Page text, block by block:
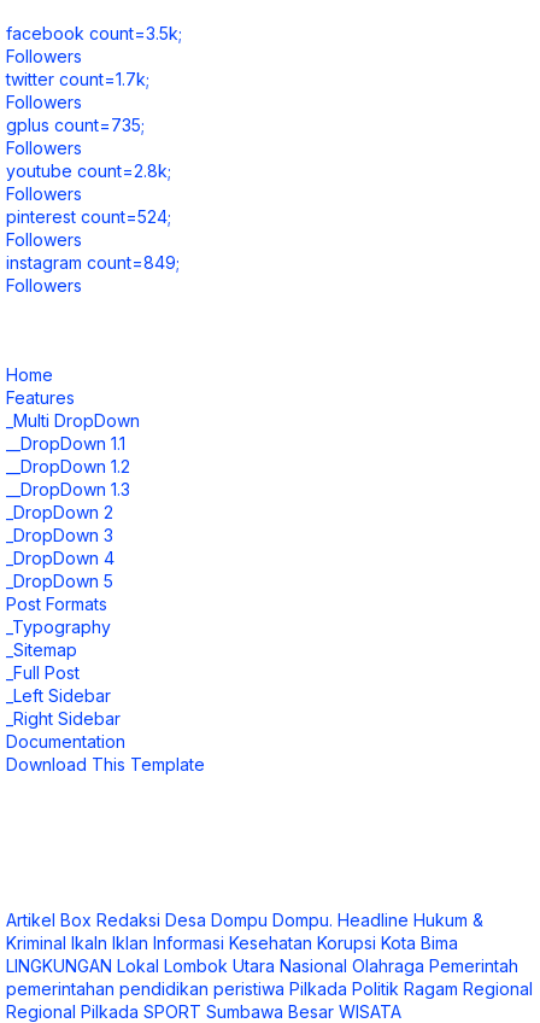
facebook count=3.5k;
Followers
twitter count=1.7k;
Followers
gplus count=735;
Followers
youtube count=2.8k;
Followers
pinterest count=524;
Followers
instagram count=849;
Followers
Home
Features
_Multi DropDown
__DropDown 1.1
__DropDown 1.2
__DropDown 1.3
_DropDown 2
_DropDown 3
_DropDown 4
_DropDown 5
Post Formats
_Typography
_Sitemap
_Full Post
_Left Sidebar
_Right Sidebar
Documentation
Download This Template
Artikel Box Redaksi Desa Dompu Dompu. Headline Hukum &
Kriminal Ikaln Iklan Informasi Kesehatan Korupsi Kota Bima
LINGKUNGAN Lokal Lombok Utara Nasional Olahraga Pemerintah
pemerintahan pendidikan peristiwa Pilkada Politik Ragam Regional
Regional Pilkada SPORT Sumbawa Besar WISATA